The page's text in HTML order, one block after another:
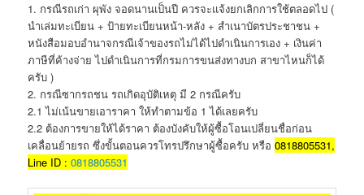
1. กรณีรถเก่า ผุพัง จอดนานเป็นปี ควรจะแจ้งยกเลิกการใช้ตลอดไป (
นำเล่มทะเบียน + ป้ายทะเบียนหน้า-หลัง + สำเนาบัตรประชาชน +
หนังสือมอบอำนาจกรณีเจ้าของรถไม่ได้ไปดำเนินการเอง + เงินค่า
ภาษีที่ค้างจ่าย ไปดำเนินการที่กรมการขนส่งทางบก สาขาไหนก็ได้
ครับ )
2. กรณีซากรถชน รถเกิดอุบัติเหตุ มี 2 กรณีครับ
2.1 ไม่เน้นขายเอาราคา ให้ทำตามข้อ 1 ได้เลยครับ
2.2 ต้องการขายให้ได้ราคา ต้องบังคับให้ผู้ซื้อโอนเปลี่ยนชื่อก่อน
เคลื่อนย้ายรถ ซึ่งขั้นตอนควรโทรปรึกษาผู้ซื้อครับ หรือ0818805531,
Line ID :0818805531